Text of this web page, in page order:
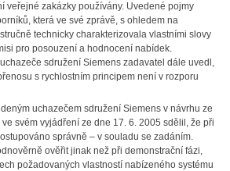
veřejné zakázky používány. Uvedené pojmy
která ve své zprávě, s ohledem na
technicky charakterizovala vlastními slovy
pro posouzení a hodnocení nabídek.
sdružení Siemens zadavatel dále uvedl,
s rychlostním principem není v rozporu
uchazečem sdružení Siemens v návrhu ze
svém vyjádření ze dne 17. 6. 2005 sdělil, že při
správně – v souladu se zadáním.
ověřit jinak než při demonstrační fázi,
požadovaných vlastností nabízeného systému